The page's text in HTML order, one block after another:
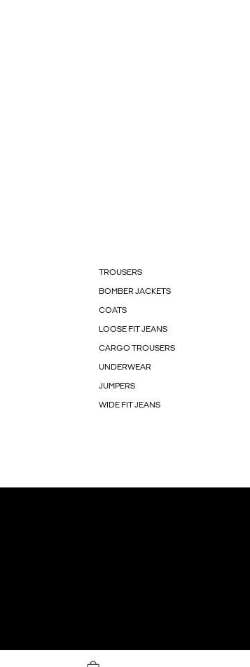
TROUSERS
BOMBER JACKETS
COATS
LOOSE FIT JEANS
CARGO TROUSERS
UNDERWEAR
JUMPERS
WIDE FIT JEANS